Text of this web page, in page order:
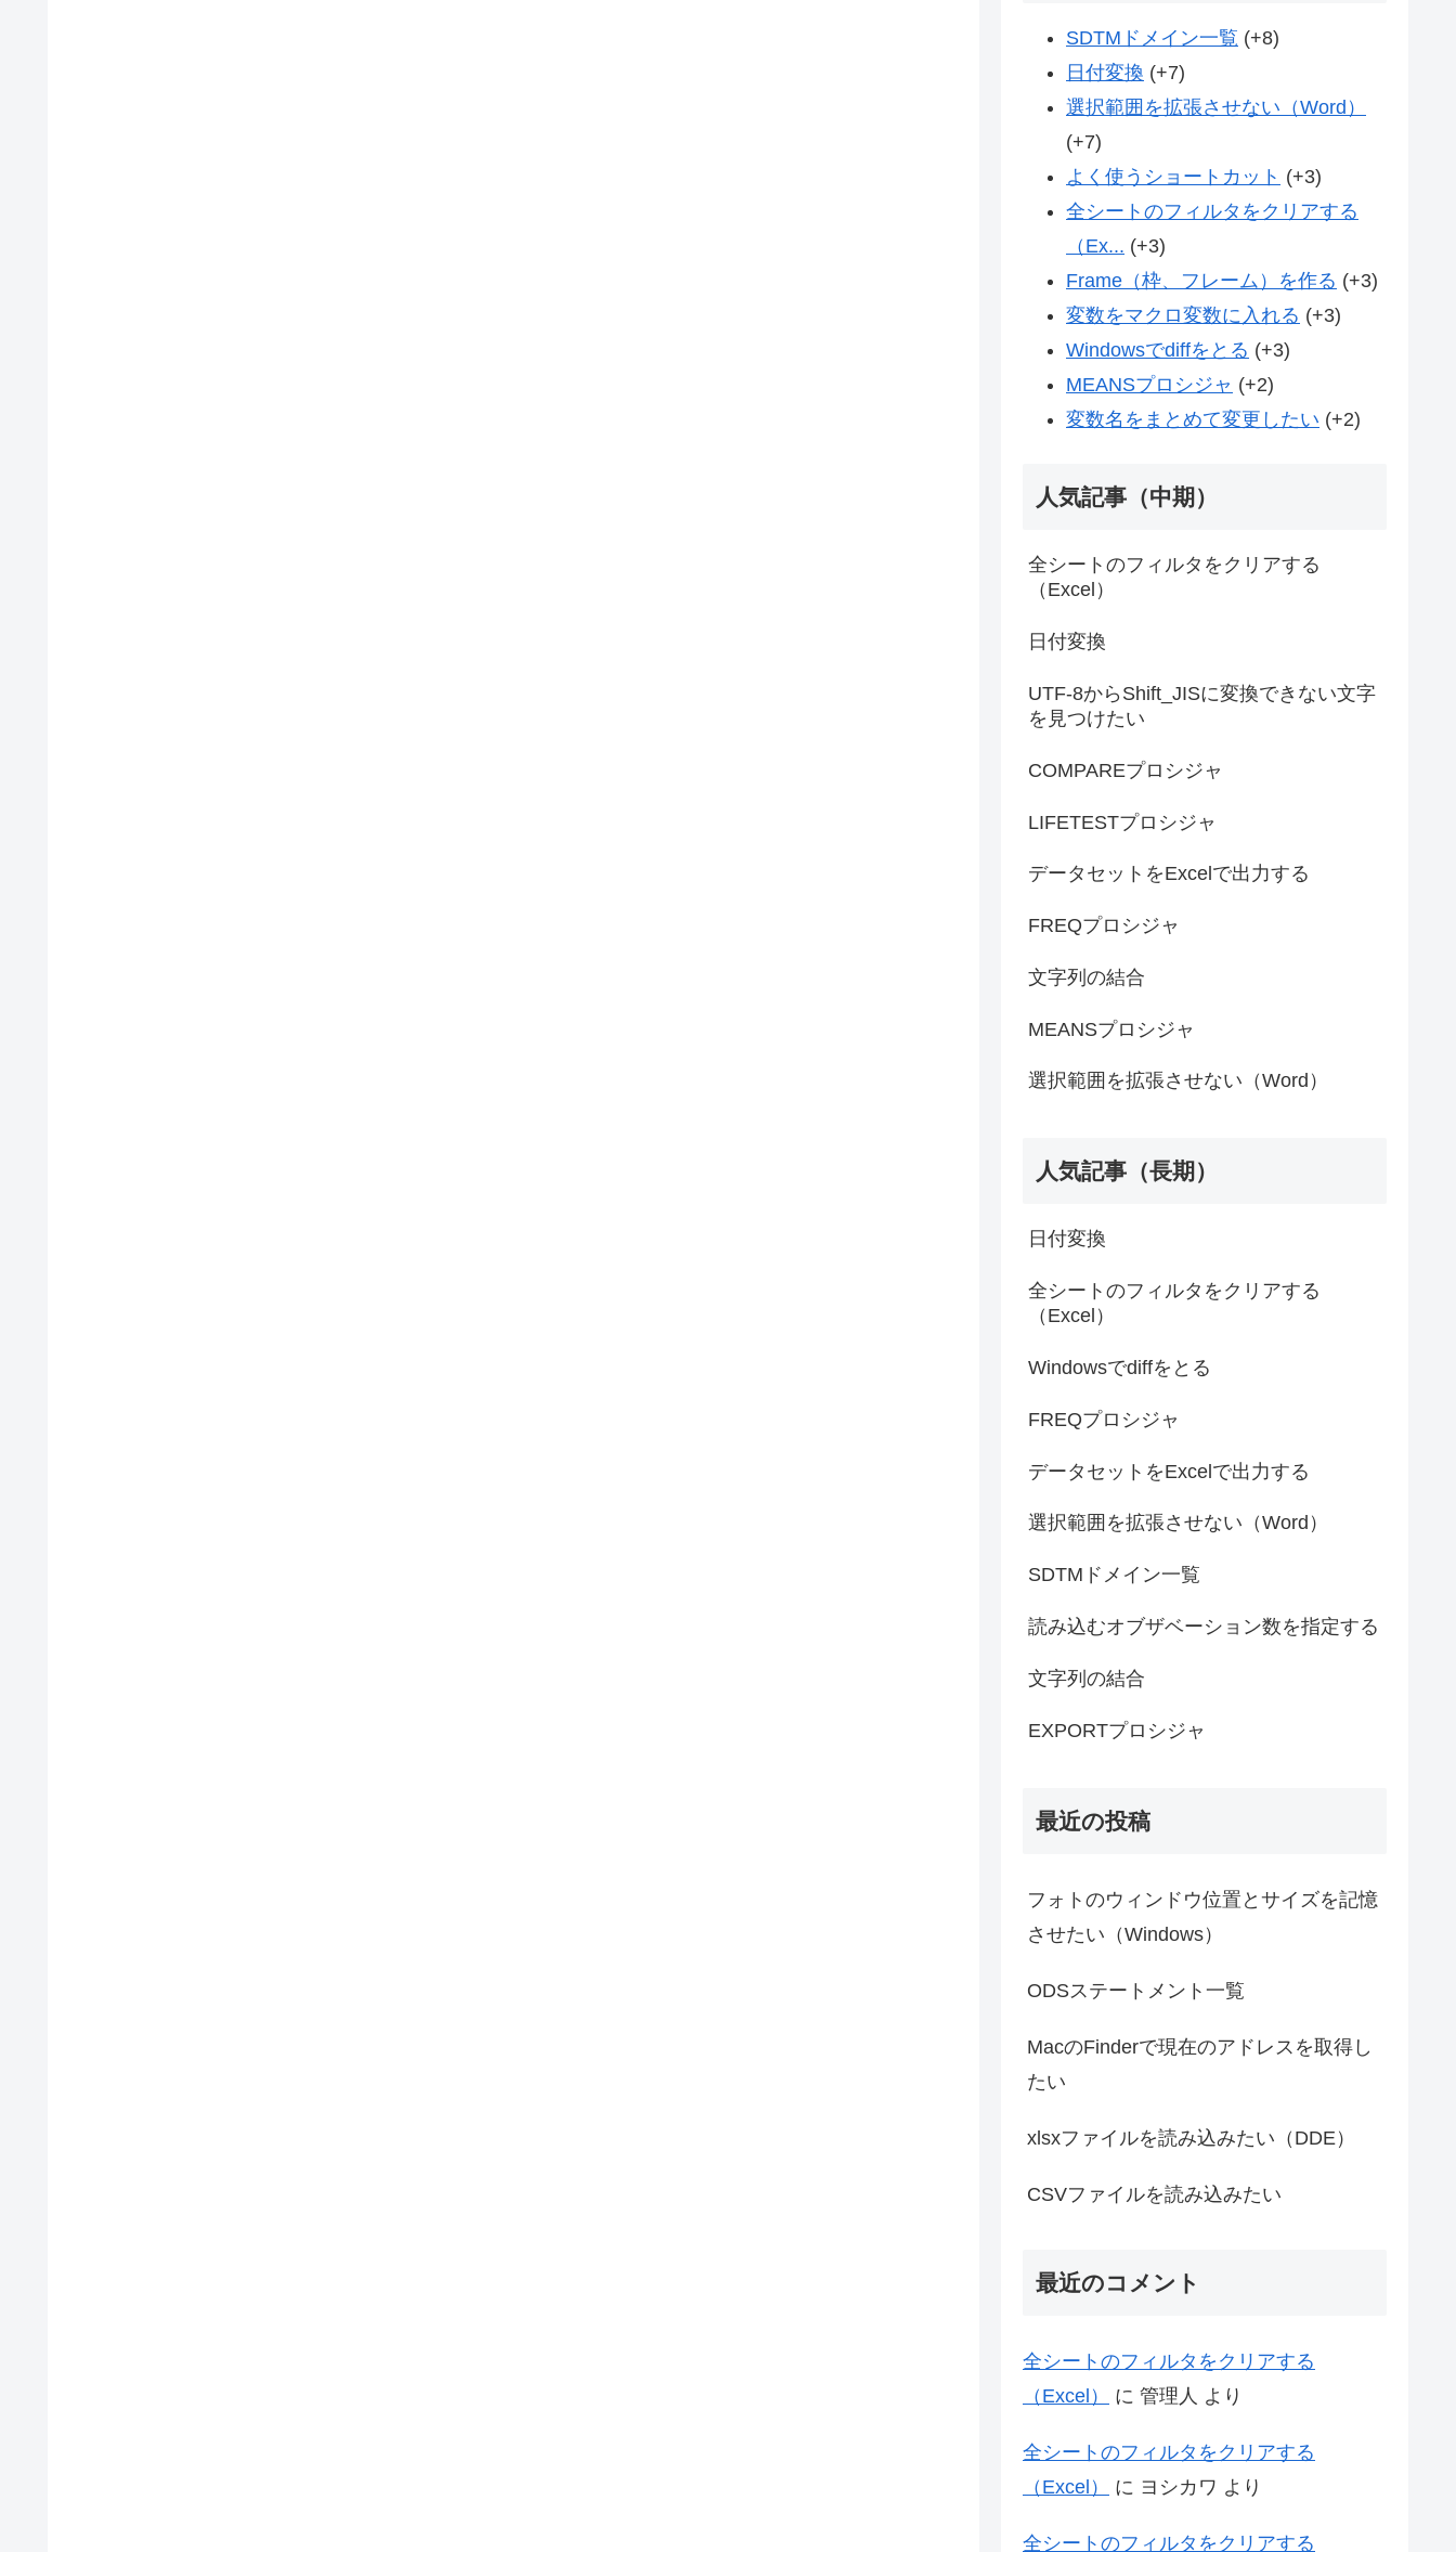
SDTMドメイン一覧 +8
日付変換 +7
選択範囲を拡張させない（Word）
+7
よく使うショートカット
+3
全シートのフィルタをクリアする
（Ex... +3
Frame（枠、フレーム）を作る
+3
変数をマクロ変数に入れる
+3
Windowsでdiffをとる
+3
MEANSプロシジャ
+2
変数名をまとめて変更したい +2
人気記事（中期）
全シートのフィルタをクリアする
（Excel）
日付変換
UTF-8からShift_JISに変換できない文字
を見つけたい
COMPAREプロシジャ
LIFETESTプロシジャ
データセットをExcelで出力する
FREQプロシジャ
文字列の結合
MEANSプロシジャ
選択範囲を拡張させない（Word）
人気記事（長期）
日付変換
全シートのフィルタをクリアする
（Excel）
Windowsでdiffをとる
FREQプロシジャ
データセットをExcelで出力する
選択範囲を拡張させない（Word）
SDTMドメイン一覧
読み込むオブザベーション数を指定する
文字列の結合
EXPORTプロシジャ
最近の投稿
フォトのウィンドウ位置とサイズを記憶
させたい（Windows）
ODSステートメント一覧
MacのFinderで現在のアドレスを取得し
たい
xlsxファイルを読み込みたい（DDE）
CSVファイルを読み込みたい
最近のコメント
全シートのフィルタをクリアする
（Excel）
に 管理人 より
全シートのフィルタをクリアする
（Excel）
に ヨシカワ より
全シートのフィルタをクリアする